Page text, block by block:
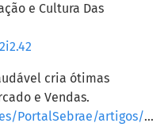
e Cultura Das
cria ótimas
e Vendas.
PortalSebrae/artigos/